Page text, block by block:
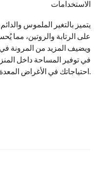
الاستخدامات
على الرتابة والروتين، مما
ويضيف المزيد من المرونة
في توفير المساحة داخل
احتياجاتك في الأغراض المعدة لها.